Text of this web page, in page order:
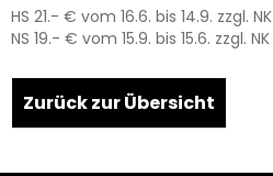
HS 21.- € vom 16.6. bis 14.9. zzgl. NK
NS 19.- € vom 15.9. bis 15.6. zzgl. NK
+
−
Zurück zur Übersicht